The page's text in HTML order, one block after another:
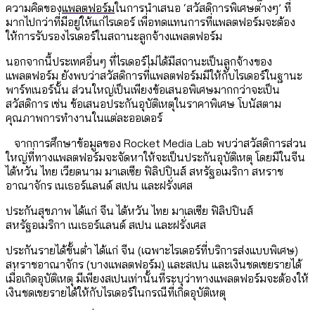
ความคิดของแพลตฟอร์มในการนำเสนอ ‘สวัสดิการพิเศษต่างๆ’ ที่
มากไปกว่าที่มีอยู่ให้แก่ไรเดอร์ เพื่อทดแทนการที่แพลตฟอร์มจะต้อง
ให้การรับรองไรเดอร์ในสถานะลูกจ้างแพลตฟอร์ม
นอกจากนี้ประเทศอื่นๆ ที่ไรเดอร์ไม่ได้มีสถานะเป็นลูกจ้างของ
แพลตฟอร์ม ยังพบว่าสวัสดิการที่แพลตฟอร์มมีให้กับไรเดอร์ในฐานะ
พาร์ทเนอร์นั้น ส่วนใหญ่เป็นเพียงข้อเสนอพิเศษมากกว่าจะเป็น
สวัสดิการ เช่น ข้อเสนอประกันอุบัติเหตุในราคาพิเศษ โบนัสตาม
คุณภาพการทำงานในแต่ละออเดอร์
จากการศึกษาข้อมูลของ Rocket Media Lab พบว่าสวัสดิการส่วน
ใหญ่ที่ทางแพลตฟอร์มจะจัดหาให้จะเป็นประกันอุบัติเหตุ โดยมีในจีน
ไต้หวัน ไทย เวียดนาม มาเลเซีย ฟิลิปปินส์ สหรัฐอเมริกา สหราช
อาณาจักร เนเธอร์แลนด์ สเปน และฝรั่งเศส
ประกันสุขภาพ ได้แก่ จีน ไต้หวัน ไทย มาเลเซีย ฟิลิปปินส์
สหรัฐอเมริกา เนเธอร์แลนด์ สเปน และฝรั่งเศส
ประกันรายได้ขั้นต่ำ ได้แก่ จีน (เฉพาะไรเดอร์ที่บริการส่งแบบพิเศษ)
สหราชอาณาจักร (บางแพลตฟอร์ม) และสเปน และเงินชดเชยรายได้
เมื่อเกิดอุบัติเหตุ มีเพียงสเปนเท่านั้นที่ระบุว่าทางแพลตฟอร์มจะต้องให้
เงินชดเชยรายได้ให้กับไรเดอร์ในกรณีที่เกิดอุบัติเหตุ